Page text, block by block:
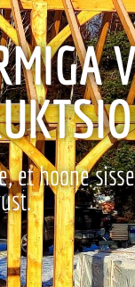
et hoone